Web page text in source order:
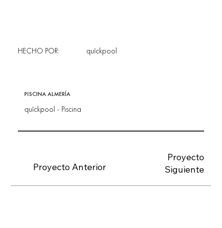
Proyecto
Siguiente
Proyecto Anterior
quîckpool
HECHO POR:
PISCINA ALMERÍA
quîckpool - Piscina